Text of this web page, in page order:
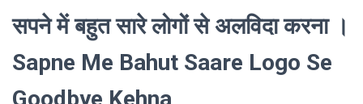
सपने में बहुत सारे लोगों से अलविदा करना ।
Sapne Me Bahut Saare Logo Se
Goodbye Kehna